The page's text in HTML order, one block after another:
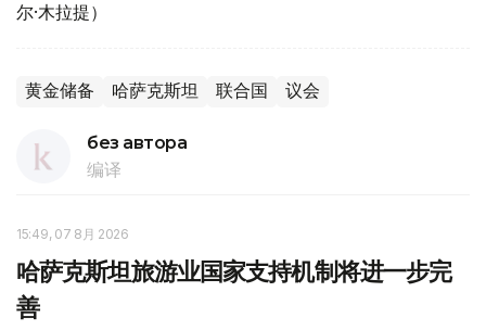
尔·木拉提）
黄金储备 哈萨克斯坦 联合国 议会
без автора
编译
15:49, 07 8月 2026
哈萨克斯坦旅游业国家支持机制将进一步完
善